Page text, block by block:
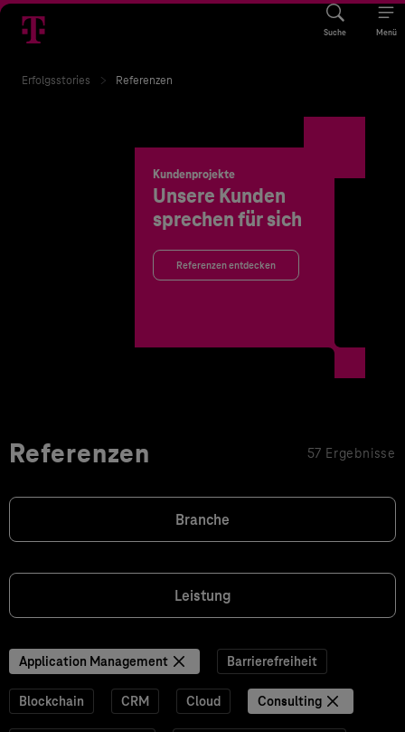
Suche Menü
Erfolgsstories Referenzen
Kundenprojekte
Unsere Kunden
sprechen für sich
Referenzen entdecken
Referenzen 57 Ergebnisse
Branche
Leistung
Application Management Barrierefreiheit
Blockchain CRM Cloud Consulting